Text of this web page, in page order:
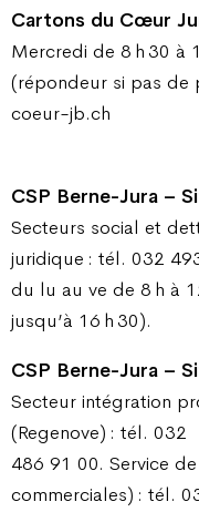
Cartons du Cœur
Mercredi de 8 h 30 à
(répondeur si pas de
coeur-jb.ch
CSP Berne-Jura –
Secteurs social et
juridique : tél. 032
du lu au ve de 8 h à
jusqu’à 16 h 30).
CSP Berne-Jura –
Secteur intégration
(Regenove) : tél. 032
486 91 00. Service
commerciales) : tél.